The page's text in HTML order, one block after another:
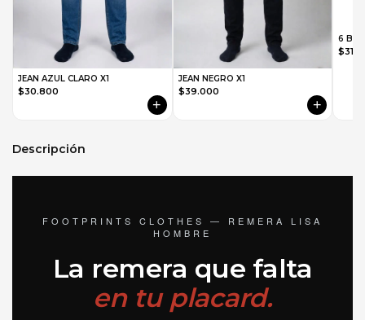
JEAN AZUL CLARO X1
$30.800
+
JEAN NEGRO X1
$39.000
+
6
Descripción
FOOTPRINTS CLOTHES — REMERA LISA
HOMBRE
La remera que falta
en tu placard.